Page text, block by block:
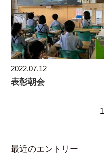
2022.07.12
表彰朝会
1
最近のエントリー